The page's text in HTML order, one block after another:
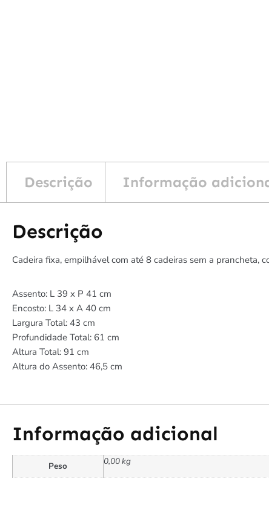
Descrição Informação
Descrição
Cadeira fixa, empilhável com até 8 cadeiras sem a prancheta,
Assento: L 39 x P 41 cm
Encosto: L 34 x A 40 cm
Largura Total: 43 cm
Profundidade Total: 61 cm
Altura Total: 91 cm
Altura do Assento: 46,5 cm
Informação adicional
Peso 0,00 kg